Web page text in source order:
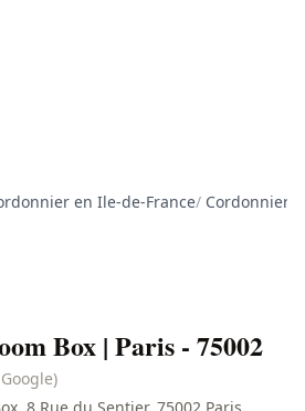
en Ile-de-France/ Cordonnier
Box | Paris - 75002